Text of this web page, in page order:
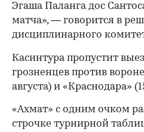
Эгаша Паланга дос
матча», — говорится в
дисциплинарного
Касинтура пропустит
грозненцев против
августа) и «Краснодара»
«Ахмат» с одним очком
строчке турнирной